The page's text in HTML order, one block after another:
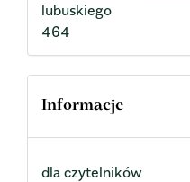
lubuskiego
464
Informacje
dla czytelników